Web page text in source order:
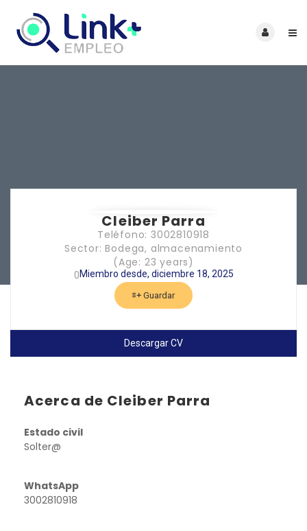
Cleiber Parra
Teléfono: 3002810918
Sector: Bodega, almacenamiento
(Age: 23 years)
0Miembro desde, diciembre 18, 2025
Guardar
Descargar CV
Acerca de Cleiber Parra
Estado civil
Solter@
WhatsApp
3002810918